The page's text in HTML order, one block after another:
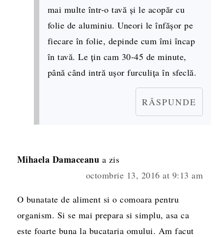
mai multe într-o tavă și le acopăr cu
folie de aluminiu. Uneori le înfășor pe
fiecare în folie, depinde cum îmi încap
în tavă. Le țin cam 30-45 de minute,
până când intră ușor furculița în sfeclă.
RĂSPUNDE
Mihaela Damaceanu a zis
octombrie 13, 2016 at 9:13 am
O bunatate de aliment si o comoara pentru
organism. Si se mai prepara si simplu, asa ca
este foarte buna la bucataria omului. Am facut